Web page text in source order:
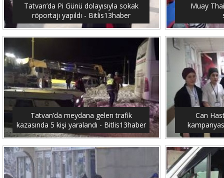
Tatvan’da Pi Günü dolayısıyla sokak
röportajı yapıldı - Bitlis13haber
Muay
Tatvan’da meydana gelen trafik
kazasında 5 kişi yaralandı - Bitlis13haber
Can